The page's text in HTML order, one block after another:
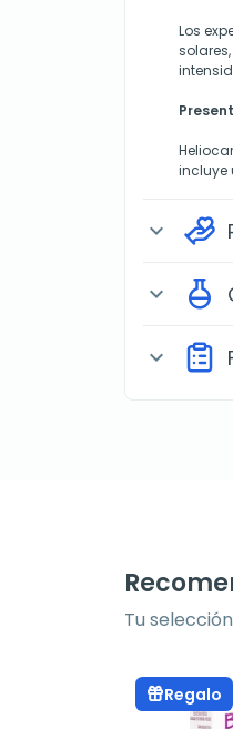
Los
incluye
expand_more
expand_more
expand_more
Tu
Regalo